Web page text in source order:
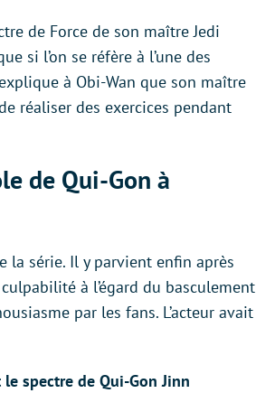
de Force de son maître Jedi
si l’on se réfère à l’une des
à Obi-Wan que son maître
réaliser des exercices pendant
de Qui-Gon à
la série. Il y parvient enfin après
à l’égard du basculement
par les fans. L’acteur avait
spectre de Qui-Gon Jinn